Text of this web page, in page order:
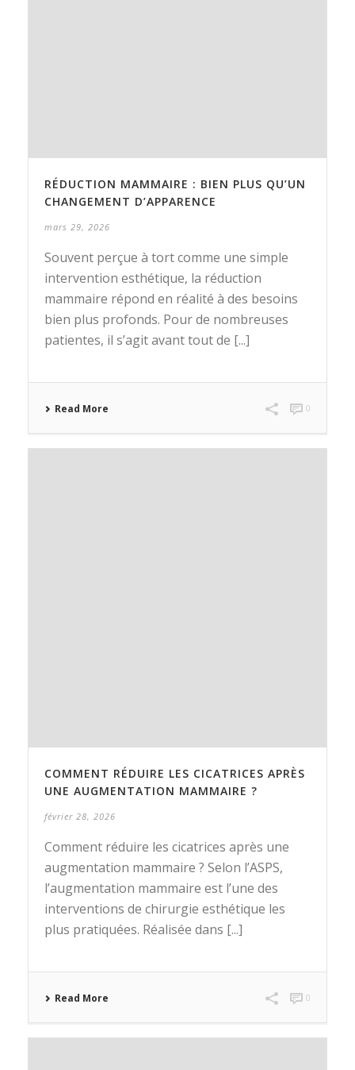
RÉDUCTION MAMMAIRE : BIEN PLUS QU’UN
CHANGEMENT D’APPARENCE
mars 29, 2026
Souvent perçue à tort comme une simple
intervention esthétique, la réduction
mammaire répond en réalité à des besoins
bien plus profonds. Pour de nombreuses
patientes, il s’agit avant tout de [...]
Read More 0
COMMENT RÉDUIRE LES CICATRICES APRÈS
UNE AUGMENTATION MAMMAIRE ?
février 28, 2026
Comment réduire les cicatrices après une
augmentation mammaire ? Selon l’ASPS,
l’augmentation mammaire est l’une des
interventions de chirurgie esthétique les
plus pratiquées. Réalisée dans [...]
Read More 0